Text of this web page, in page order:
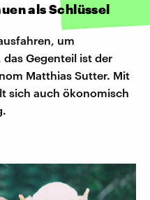
als Schlüssel
um
Gegenteil ist der
Matthias Sutter. Mit
sich auch ökonomisch